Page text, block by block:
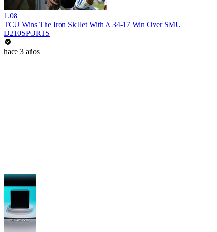
1:08
TCU Wins The Iron Skillet With A 34-17 Win Over SMU
D210SPORTS
hace 3 años